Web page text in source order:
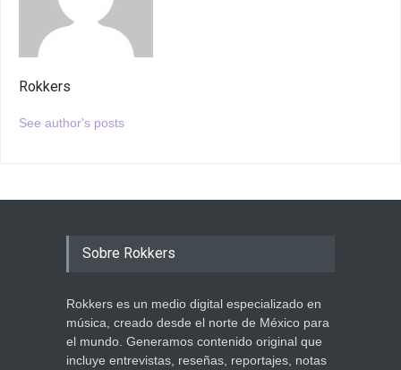
Rokkers
See author's posts
Sobre Rokkers
Rokkers es un medio digital especializado en
música, creado desde el norte de México para
el mundo. Generamos contenido original que
incluye entrevistas, reseñas, reportajes, notas